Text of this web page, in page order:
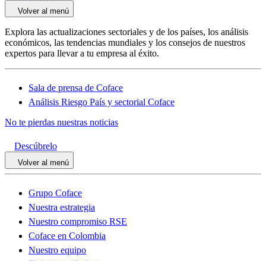
Volver al menú
Explora las actualizaciones sectoriales y de los países, los análisis
económicos, las tendencias mundiales y los consejos de nuestros
expertos para llevar a tu empresa al éxito.
Sala de prensa de Coface
Análisis Riesgo País y sectorial Coface
No te pierdas nuestras noticias
Descúbrelo
Volver al menú
Grupo Coface
Nuestra estrategia
Nuestro compromiso RSE
Coface en Colombia
Nuestro equipo